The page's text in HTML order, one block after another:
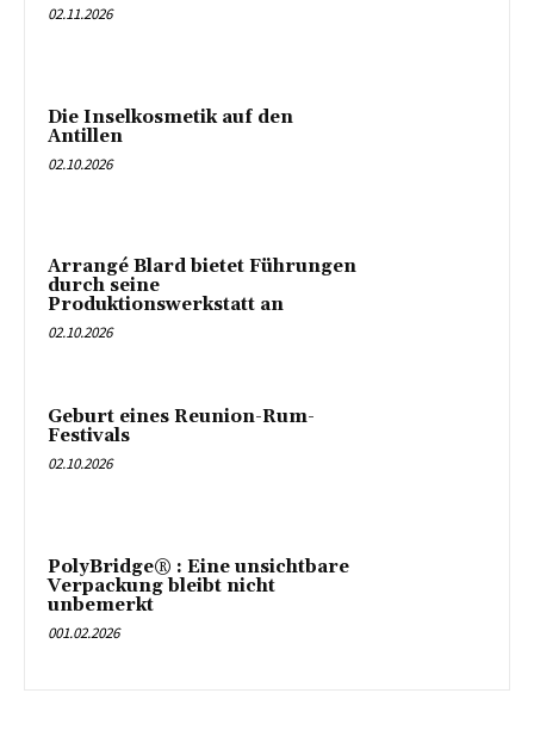
02.11.2026
Die Inselkosmetik auf den
Antillen
02.10.2026
Arrangé Blard bietet Führungen
durch seine
Produktionswerkstatt an
02.10.2026
Geburt eines Reunion-Rum-
Festivals
02.10.2026
PolyBridge® : Eine unsichtbare
Verpackung bleibt nicht
unbemerkt
001.02.2026